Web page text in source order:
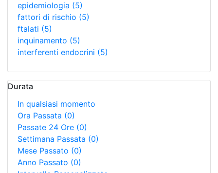
epidemiologia (5)
fattori di rischio (5)
ftalati (5)
inquinamento (5)
interferenti endocrini (5)
Durata
In qualsiasi momento
Ora Passata (0)
Passate 24 Ore (0)
Settimana Passata (0)
Mese Passato (0)
Anno Passato (0)